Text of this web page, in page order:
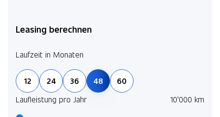
Leasing berechnen
Laufzeit in Monaten
12 24 36 48
60
Laufleistung pro Jahr
10'000 km